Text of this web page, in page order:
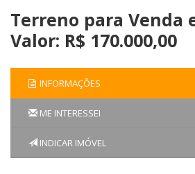
Terreno para Venda
Valor: R$ 170.000,00
INFORMAÇÕES
ME INTERESSEI
INDICAR IMÓVEL